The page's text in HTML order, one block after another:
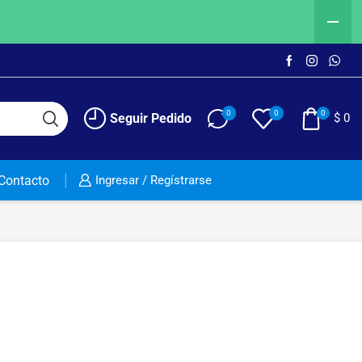
Seguir Pedido 0 0 0 $ 0
Ingresar / Regístrarse